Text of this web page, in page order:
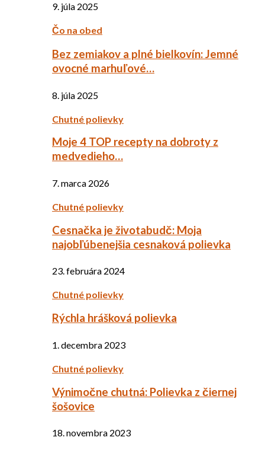
9. júla 2025
Čo na obed
Bez zemiakov a plné bielkovín: Jemné
ovocné marhuľové…
8. júla 2025
Chutné polievky
Moje 4 TOP recepty na dobroty z
medvedieho…
7. marca 2026
Chutné polievky
Cesnačka je životabudč: Moja
najobľúbenejšia cesnaková polievka
23. februára 2024
Chutné polievky
Rýchla hrášková polievka
1. decembra 2023
Chutné polievky
Výnimočne chutná: Polievka z čiernej
šošovice
18. novembra 2023